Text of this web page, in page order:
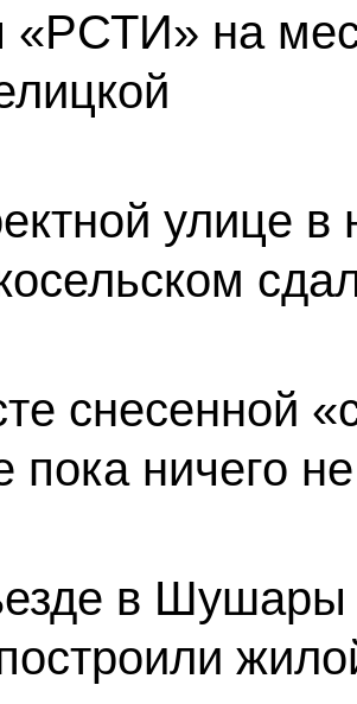
«РСТИ» на
улице
снесенной
пока ничего
в Шушары